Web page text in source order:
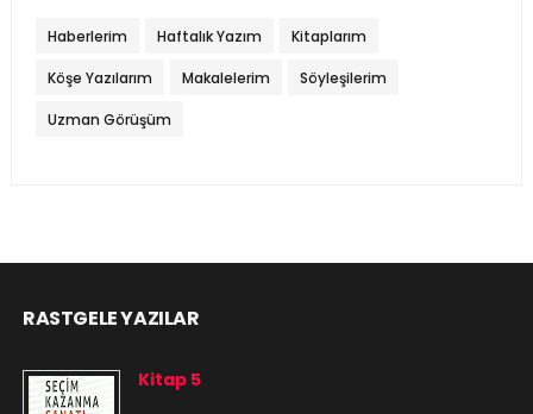
Haberlerim Haftalık Yazım Kitaplarım
Köşe Yazılarım Makalelerim Söyleşilerim
Uzman Görüşüm
RASTGELE YAZILAR
Kitap 5